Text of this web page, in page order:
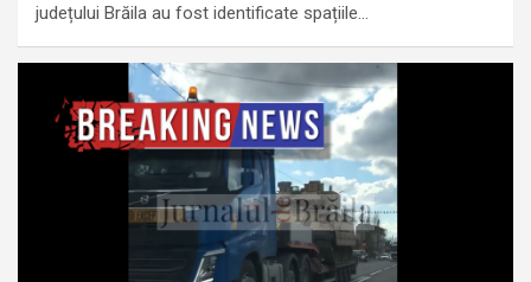
județului Brăila au fost identificate spațiile…